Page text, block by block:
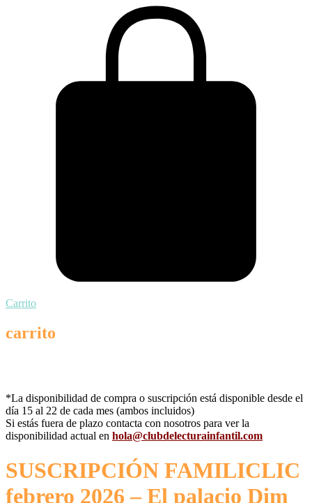
Carrito
carrito
*La disponibilidad de compra o suscripción está disponible desde el
día 15 al 22 de cada mes (ambos incluidos)
Si estás fuera de plazo contacta con nosotros para ver la
disponibilidad actual en hola@clubdelecturainfantil.com
SUSCRIPCIÓN FAMILICLIC
febrero 2026 – El palacio Dim